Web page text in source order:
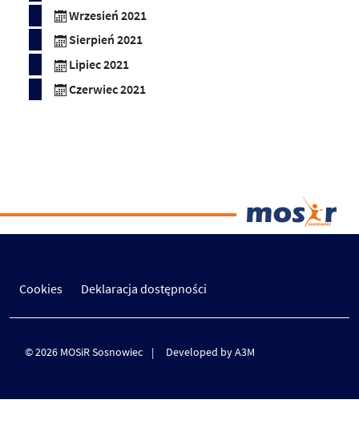
Wrzesień 2021
Sierpień 2021
Lipiec 2021
Czerwiec 2021
Cookies Deklaracja dostępności
© 2026 MOSiR Sosnowiec Developed by A3M